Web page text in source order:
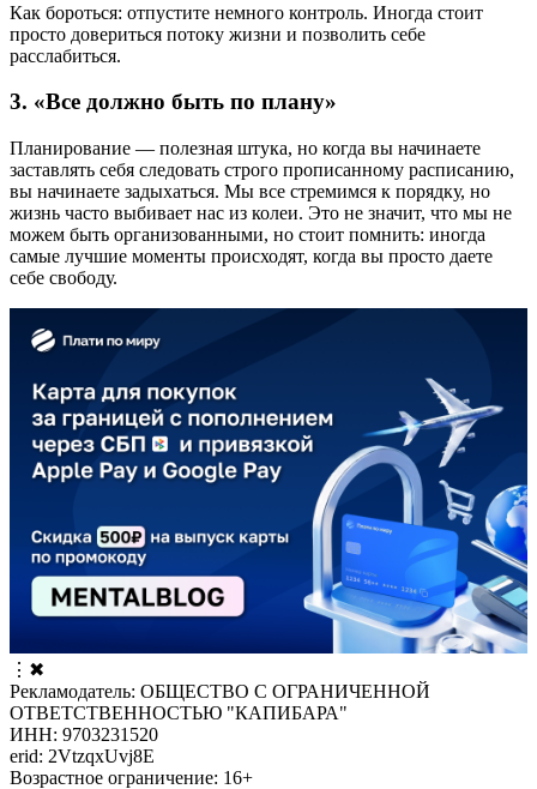
Как бороться: отпустите немного контроль. Иногда стоит
просто довериться потоку жизни и позволить себе
расслабиться.
3. «Все должно быть по плану»
Планирование — полезная штука, но когда вы начинаете
заставлять себя следовать строго прописанному расписанию,
вы начинаете задыхаться. Мы все стремимся к порядку, но
жизнь часто выбивает нас из колеи. Это не значит, что мы не
можем быть организованными, но стоит помнить: иногда
самые лучшие моменты происходят, когда вы просто даете
себе свободу.
⋮ ✖
Рекламодатель: ОБЩЕСТВО С ОГРАНИЧЕННОЙ
ОТВЕТСТВЕННОСТЬЮ "КАПИБАРА"
ИНН: 9703231520
erid: 2VtzqxUvj8E
Возрастное ограничение: 16+